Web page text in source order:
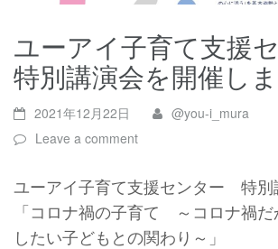
ユーアイ子育て支援
特別講演会を開催し
2021年12月22日
@you-i_mura
Leave a comment
ユーアイ子育て支援センター 特別
「コロナ禍の子育て ～コロナ禍
したい子どもとの関わり～」